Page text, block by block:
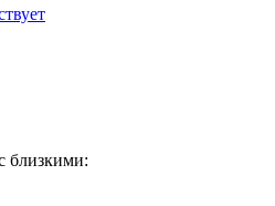
близкими: